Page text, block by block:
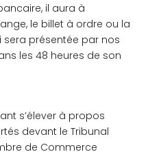
il aura à
le billet à ordre ou la
présentée par nos
les 48 heures de son
s’élever à propos
devant le Tribunal
de Commerce